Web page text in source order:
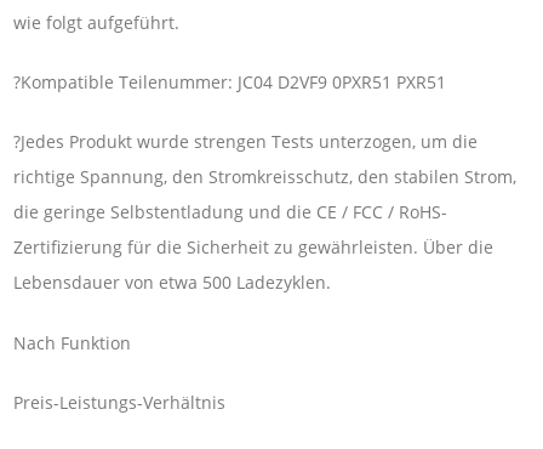
wie folgt aufgeführt.
?Kompatible Teilenummer: JC04 D2VF9 0PXR51 PXR51
?Jedes Produkt wurde strengen Tests unterzogen, um die
richtige Spannung, den Stromkreisschutz, den stabilen Strom,
die geringe Selbstentladung und die CE / FCC / RoHS-
Zertifizierung für die Sicherheit zu gewährleisten. Über die
Lebensdauer von etwa 500 Ladezyklen.
Nach Funktion
Preis-Leistungs-Verhältnis